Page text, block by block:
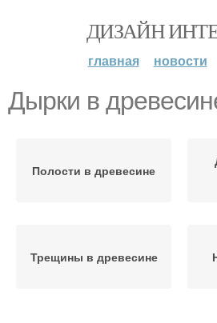
ДИЗАЙН
главная новости
Дырки в
Полости в древесине
Трещины в древесине